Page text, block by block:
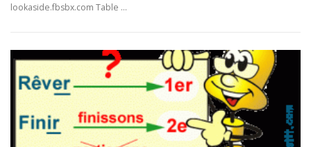
lookaside.fbsbx.com Table …